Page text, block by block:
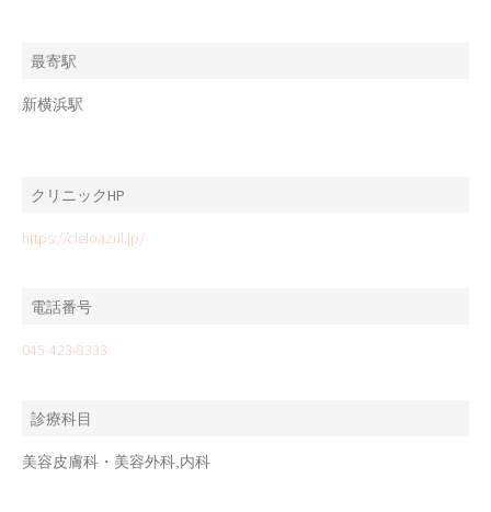
最寄駅
新横浜駅
クリニックHP
https://cieloazul.jp/
電話番号
045-423-8333
診療科目
美容皮膚科・美容外科,内科